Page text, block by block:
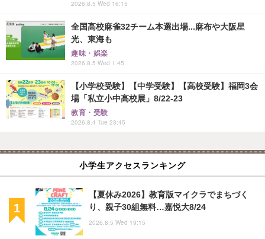
2026.8.5 Wed 16:15
全国高校麻雀32チーム本選出場...麻布や大阪星
光、東海も
趣味・娯楽
2026.8.5 Wed 1:45
【小学校受験】【中学受験】【高校受験】福岡3会
場「私立小中高校展」8/22-23
教育・受験
2026.8.4 Tue 23:45
小学生アクセスランキング
【夏休み2026】教育版マイクラでまちづく
り、親子30組無料…嘉悦大8/24
2026.8.5 Wed 19:15